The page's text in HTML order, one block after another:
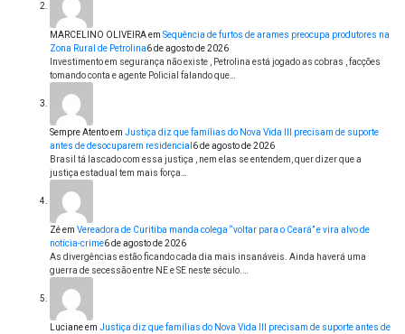
MARCELINO OLIVEIRAem Sequência de furtos de arames preocupa produtores na
Zona Rural de Petrolina6 de agosto de 2026
Investimento em segurança não existe , Petrolina está jogado as cobras , facções
tomando conta e agente Policial falando que…
Sempre Atentoem Justiça diz que famílias do Nova Vida III precisam de suporte
antes de desocuparem residencial 6 de agosto de 2026
Brasil tá lascado com essa justiça , nem elas se entendem, quer dizer que a
justiça estadual tem mais força…
Zéem Vereadora de Curitiba manda colega “voltar para o Ceará” e vira alvo de
notícia-crime6 de agosto de 2026
As divergências estão ficando cada dia mais insanáveis. Ainda haverá uma
guerra de secessão entre NE e SE neste século.…
Lucianeem Justiça diz que famílias do Nova Vida III precisam de suporte antes de